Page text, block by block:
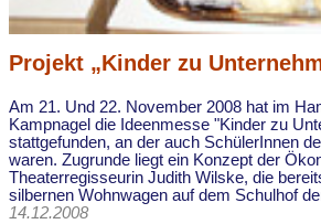
Projekt „Kinder zu
Am 21. Und 22. November 2008 hat im
Kampnagel die Ideenmesse "Kinder zu
stattgefunden, an der auch SchülerInnen
waren. Zugrunde liegt ein Konzept der
Theaterregisseurin Judith Wilske, die
silbernen Wohnwagen auf dem Schulhof
14.12.2008